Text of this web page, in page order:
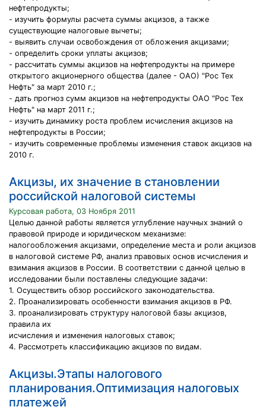
нефтепродукты;
- изучить формулы расчета суммы акцизов, а также
существующие налоговые вычеты;
- выявить случаи освобождения от обложения акцизами;
- определить сроки уплаты акцизов;
- рассчитать суммы акцизов на нефтепродукты на примере
открытого акционерного общества (далее - ОАО) "Рос Тех
Нефть" за март 2010 г.;
- дать прогноз сумм акцизов на нефтепродукты ОАО "Рос Тех
Нефть" на март 2011 г.;
- изучить динамику роста проблем исчисления акцизов на
нефтепродукты в России;
- изучить современные проблемы изменения ставок акцизов на
2010 г.
Акцизы, их значение в становлении
российской налоговой системы
Курсовая работа, 03 Ноября 2011
Целью данной работы является углубление научных знаний о
правовой природе и юридическом механизме:
налогообложения акцизами, определение места и роли акцизов
в налоговой системе РФ, анализ правовых основ исчисления и
взимания акцизов в России. В соответствии с данной целью в
исследовании были поставлены следующие задачи:
1. Осуществить обзор российского законодательства.
2. Проанализировать особенности взимания акцизов в РФ.
3. проанализировать структуру налоговой базы акцизов,
правила их
исчисления и изменения налоговых ставок;
4. Рассмотреть классификацию акцизов по видам.
Акцизы.Этапы налогового
планирования.Оптимизация налоговых
платежей